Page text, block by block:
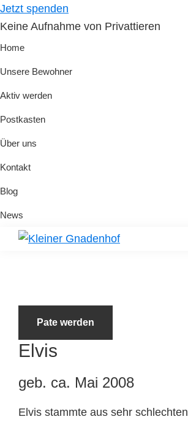
Skip
to
primary
Skip
to
main
Jetzt spenden
Keine Aufnahme von Privattieren
Home
Unsere Bewohner
Aktiv werden
Postkasten
Über uns
Kontakt
Blog
News
Pate werden
Elvis
geb. ca. Mai 2008
Elvis stammte aus sehr schlechten